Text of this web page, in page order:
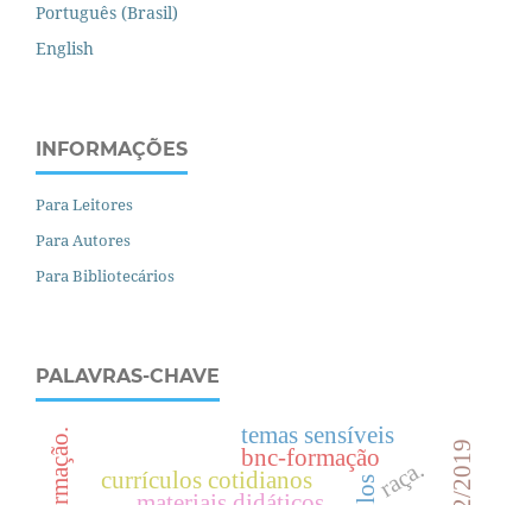
Português (Brasil)
English
INFORMAÇÕES
Para Leitores
Para Autores
Para Bibliotecários
PALAVRAS-CHAVE
raça.
currículos cotidianos
formação. bnc-formação
temas sensíveis